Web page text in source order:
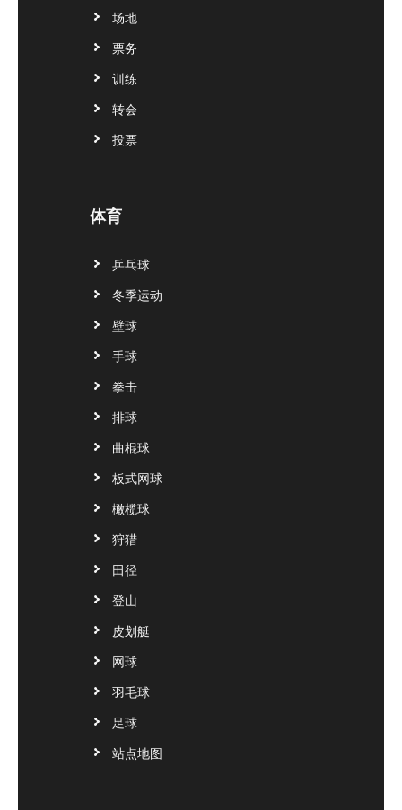
场地
票务
训练
转会
投票
体育
乒乓球
冬季运动
壁球
手球
拳击
排球
曲棍球
板式网球
橄榄球
狩猎
田径
登山
皮划艇
网球
羽毛球
足球
站点地图